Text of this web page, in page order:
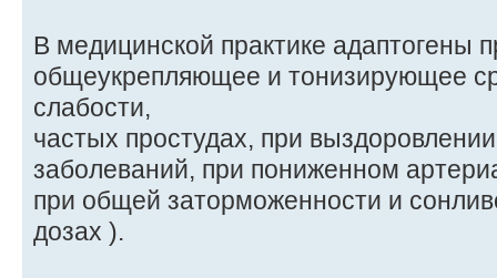
В медицинской практике адаптогены
общеукрепляющее и тонизирующее
слабости,
частых простудах, при
заболеваний, при пониженном
при общей заторможенности и
дозах ).